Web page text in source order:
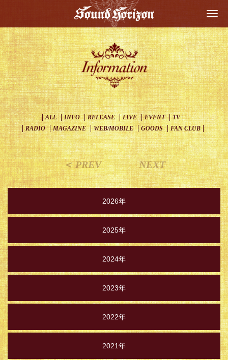
ALL INFO RELEASE LIVE EVENT
TV
RADIO
MAGAZINE WEB/MOBILE GOODS FAN CLUB
＜ PREV NEXT
2026年
2025年
2024年
2023年
2022年
2021年